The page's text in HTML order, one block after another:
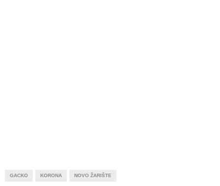
GACKO KORONA NOVO ŽARIŠTE